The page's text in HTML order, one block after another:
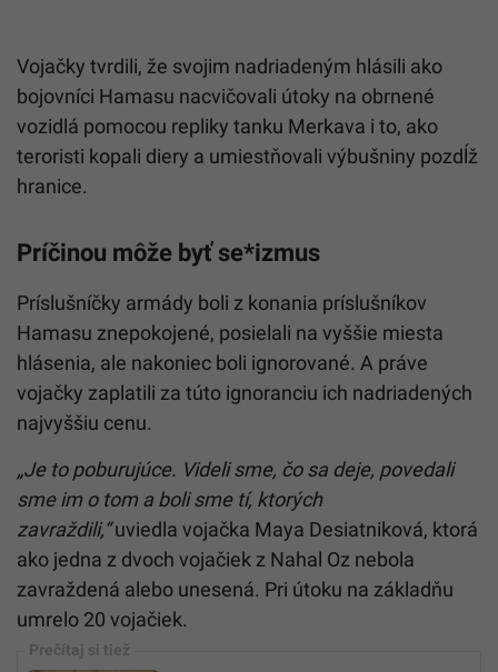
Vojačky tvrdili, že svojim nadriadeným hlásili ako
bojovníci Hamasu nacvičovali útoky na obrnené
vozidlá pomocou repliky tanku Merkava i to, ako
teroristi kopali diery a umiestňovali výbušniny pozdĺž
hranice.
Príčinou môže byť se*izmus
Príslušníčky armády boli z konania príslušníkov
Hamasu znepokojené, posielali na vyššie miesta
hlásenia, ale nakoniec boli ignorované. A práve
vojačky zaplatili za túto ignoranciu ich nadriadených
najvyššiu cenu.
„Je to poburujúce. Videli sme, čo sa deje, povedali
sme im o tom a boli sme tí, ktorých
zavraždili,“uviedla vojačka Maya Desiatniková, ktorá
ako jedna z dvoch vojačiek z Nahal Oz nebola
zavraždená alebo unesená. Pri útoku na základňu
umrelo 20 vojačiek.